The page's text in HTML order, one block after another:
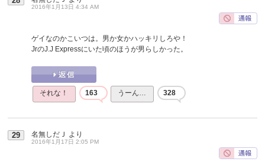
2016年1月13日 4:34 AM
ゲイなのかこいつは。男か女かハッキリしろや！
JrのJ.J Expressにいた頃のほうが男らしかった。
それな！ 163 うーん… 328
29 名無しだＪ より
2016年1月17日 2:05 PM